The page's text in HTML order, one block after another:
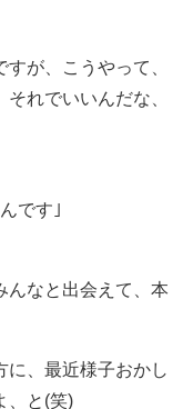
が、こうやって、
れでいいんだな、
です｣
んなと出会えて、本
、最近様子おかし
、と(笑)